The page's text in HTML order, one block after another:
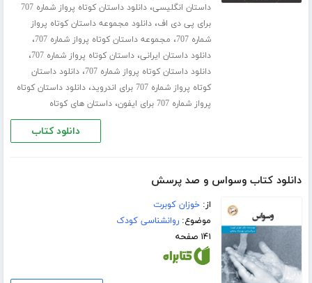
داستان انگلیسی،
دانلود داستان کوتاه پرواز شماره 707
برای پی دی اف،دانلود مجموعه داستان کوتاه پرواز
شماره 707
، مجموعه داستان کوتاه پرواز شماره 707 ،
دانلود داستان ایرانی،داستان کوتاه پرواز شماره 707 ،
دانلود داستان کوتاه پرواز شماره 707 ،دانلود داستان
کوتاه پرواز شماره 707 برای اندروید
،دانلود داستان کوتاه
پرواز شماره 707 برای ایفون
،داستان های کوتاه
دانلود کتاب
دانلود کتاب وسواس و صد پرسش
از:خوزان کوبرت
موضوع:روانشناسی کودک
۱۴۱ صفحه